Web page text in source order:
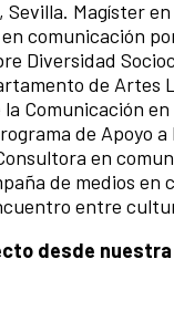
Sevilla. Magíster
comunicación
Diversidad
de Artes
Comunicación
de Apoyo
en
de medios
entre
desde nuestra